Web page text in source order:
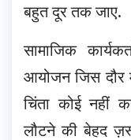
बहुत दूर तक जाए.
सामाजिक
आयोजन जिस दौर
चिंता कोई नहीं
लौटने की बेहद